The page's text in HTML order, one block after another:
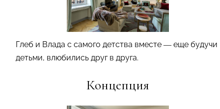
Глеб и Влада с самого детства вместе — еще будучи
детьми, влюбились друг в друга.
Концепция